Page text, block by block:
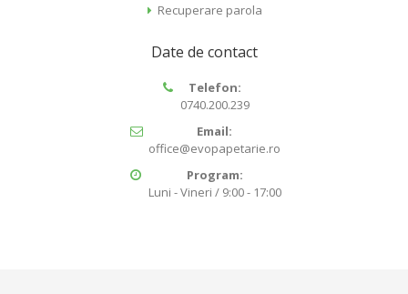
Recuperare parola
Date de contact
Telefon:
0740.200.239
Email:
office@evopapetarie.ro
Program:
Luni - Vineri / 9:00 - 17:00